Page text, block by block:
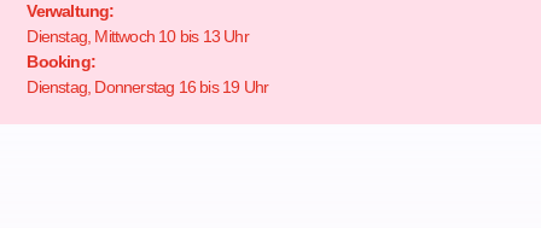
Verwaltung:
Dienstag, Mittwoch 10 bis 13 Uhr
Booking:
Dienstag, Donnerstag 16 bis 19 Uhr